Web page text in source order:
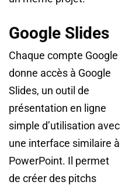
Google Slides
Chaque compte Google
donne accès à Google
Slides, un outil de
présentation en ligne
simple d’utilisation avec
une interface similaire à
PowerPoint. Il permet
de créer des pitchs